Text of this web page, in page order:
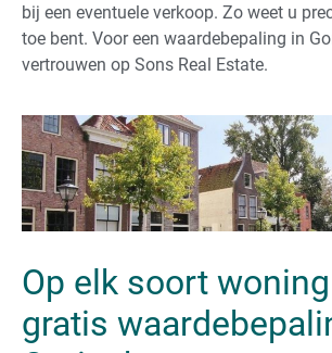
bij een eventuele verkoop. Zo weet u
toe bent. Voor een waardebepaling in
vertrouwen op Sons Real Estate.
Op elk soort
gratis